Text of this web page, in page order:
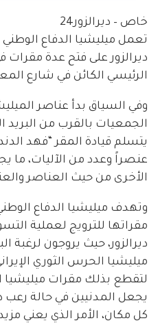
خاص – ديرالزور24
تعمل ميليشيا الدفاع
ديرالزور على فتح عدة مقرات
الرئيسي الكائن في شارع
وفي السياق بدأ عناصر
الجمعيات بالقرب من البريد
عنصراً وعدد من الآليات، ما
الأخرى من حيث العناصر
وتهدف ميليشيا الدفاع
مقراتها للترويج لعملية
ديرالزور، حيث يروجون
ميليشيا الحرس الثوري
لتقطع بذلك مقرات ميليشيا
يجعل المدنيين في حالة رعب
كل مكان، الأمر الذي يعني